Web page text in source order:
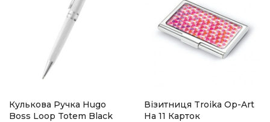
Кулькова Ручка Hugo
Boss Loop Totem Black
Візитниця Troika Op-Art
На 11 Карток